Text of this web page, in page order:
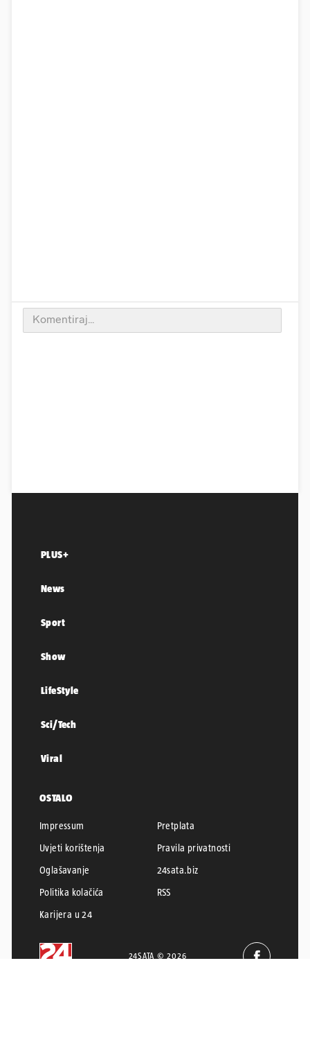
PLUS+
News
Sport
Show
LifeStyle
Sci/Tech
Viral
OSTALO
Impressum
Pretplata
Uvjeti korištenja
Pravila privatnosti
Oglašavanje
24sata.biz
Politika kolačića
RSS
Karijera u 24
24SATA © 2026